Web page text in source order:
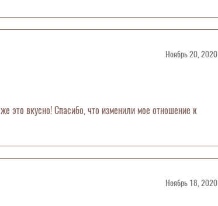
Ноябрь 20, 2020
это вкусно! Спасибо, что изменили мое отношение к
Ноябрь 18, 2020